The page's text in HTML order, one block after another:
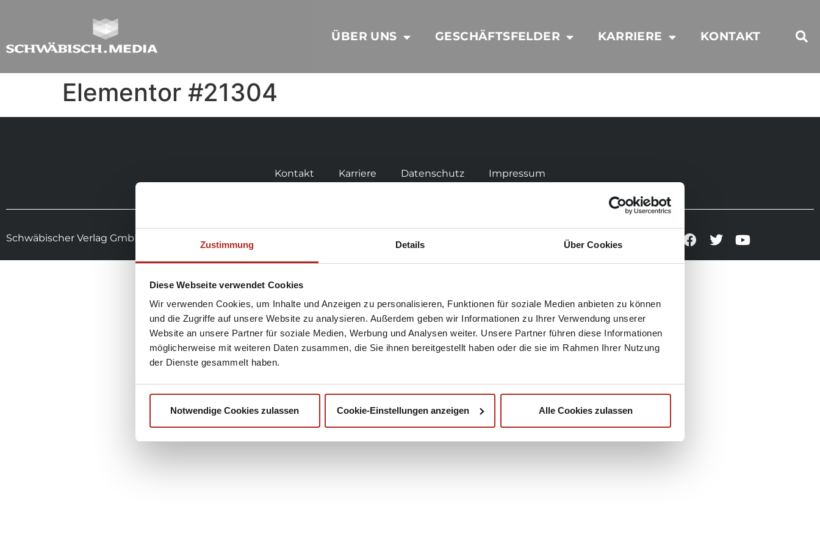
Zustimmung Details Über Cookies
Diese Webseite verwendet Cookies
Wir verwenden Cookies, um Inhalte und Anzeigen zu personalisieren, Funktionen für soziale Medien anbieten zu können
und die Zugriffe auf unsere Website zu analysieren. Außerdem geben wir Informationen zu Ihrer Verwendung unserer
Website an unsere Partner für soziale Medien, Werbung und Analysen weiter. Unsere Partner führen diese Informationen
möglicherweise mit weiteren Daten zusammen, die Sie ihnen bereitgestellt haben oder die sie im Rahmen Ihrer Nutzung
der Dienste gesammelt haben.
Notwendige Cookies zulassen Cookie-Einstellungen anzeigen Alle Cookies zulassen
ÜBER UNS GESCHÄFTSFELDER KARRIERE KONTAKT
Elementor #21304
Kontakt Karriere Datenschutz Impressum
Schwäbischer Verlag GmbH & Co. KG Drexler, Gessler